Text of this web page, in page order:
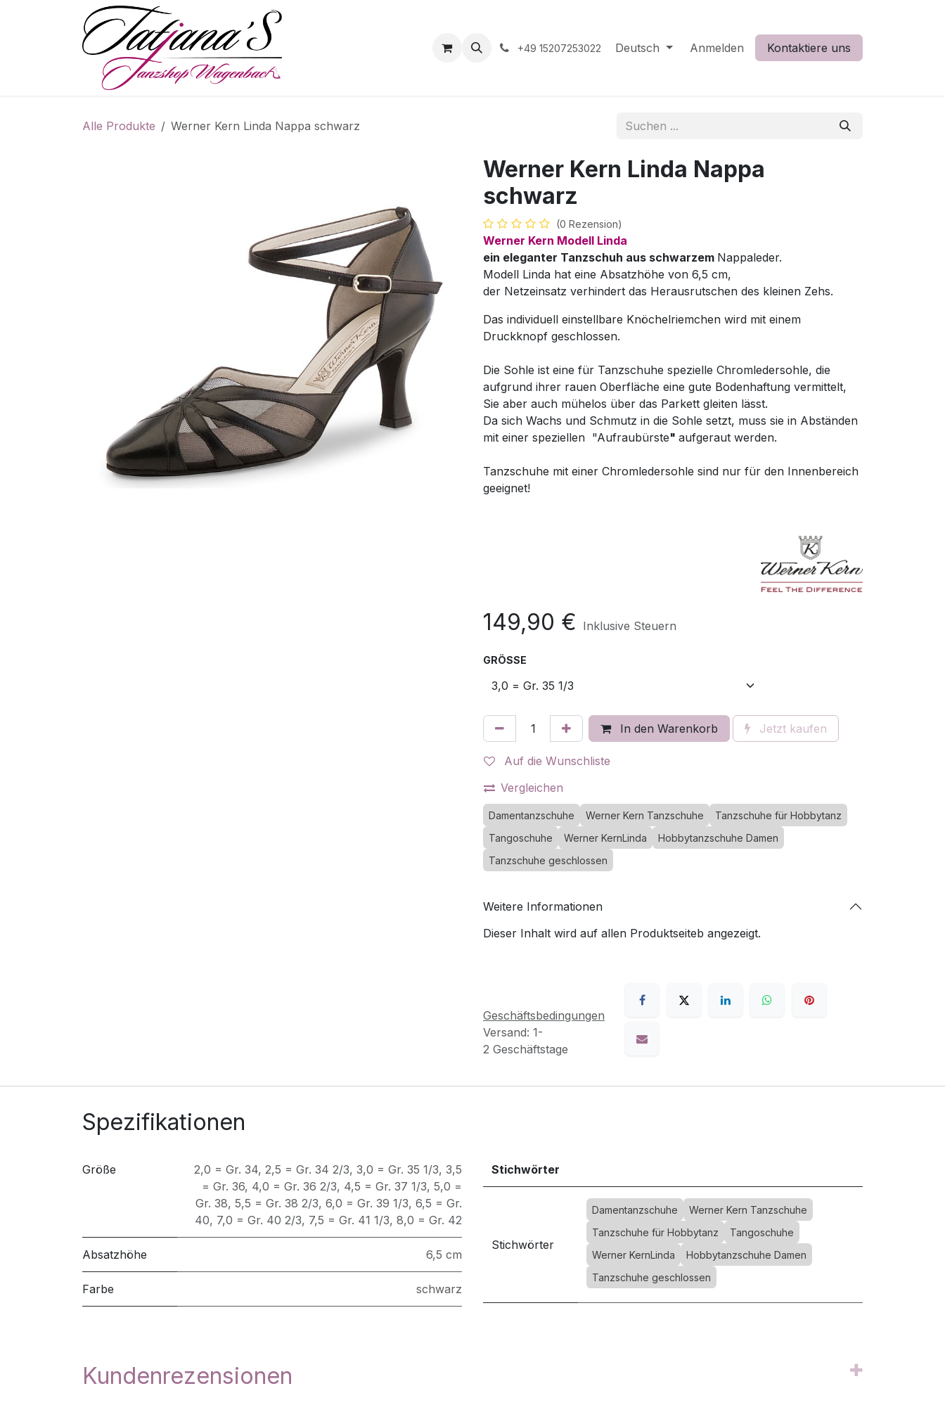
Zum Inhalt springen
Hilfe Termin +49 15207253022 Deutsch Anmelden Kontaktiere uns
Alle Produkte Werner Kern Linda Nappa schwarz
Werner Kern Linda Nappa
schwarz
(0 Rezension)
Werner Kern Modell Linda
ein eleganter Tanzschuh aus schwarzem Nappaleder.
Modell Linda hat eine Absatzhöhe von 6,5 cm,
der Netzeinsatz verhindert das Herausrutschen des kleinen Zehs.
Das individuell einstellbare Knöchelriemchen wird mit einem
Druckknopf geschlossen.
Die Sohle ist eine für Tanzschuhe spezielle Chromledersohle, die
aufgrund ihrer rauen Oberfläche eine gute Bodenhaftung vermittelt,
Sie aber auch mühelos über das Parkett gleiten lässt.
Da sich Wachs und Schmutz in die Sohle setzt, muss sie in Abständen
mit einer speziellen "Aufraubürste" aufgeraut werden.
Tanzschuhe mit einer Chromledersohle sind nur für den Innenbereich
geeignet!
149,90 € Inklusive Steuern
GRÖSSE
In den Warenkorb Jetzt kaufen
Auf die Wunschliste
Vergleichen
Damentanzschuhe Werner Kern Tanzschuhe
Tanzschuhe für Hobbytanz
Tangoschuhe
Werner KernLinda
Hobbytanzschuhe Damen
Tanzschuhe geschlossen
Weitere Informationen
Dieser Inhalt wird auf allen Produktseiteb angezeigt.
Geschäftsbedingungen
Versand: 1-
2 Geschäftstage
Spezifikationen
Größe 2,0 = Gr. 34, 2,5 = Gr. 34 2/3, 3,0 = Gr. 35 1/3, 3,5
= Gr. 36, 4,0 = Gr. 36 2/3, 4,5 = Gr. 37 1/3, 5,0 =
Gr. 38, 5,5 = Gr. 38 2/3, 6,0 = Gr. 39 1/3, 6,5 = Gr.
40, 7,0 = Gr. 40 2/3, 7,5 = Gr. 41 1/3, 8,0 = Gr. 42
Absatzhöhe 6,5 cm
Farbe schwarz
Stichwörter
Stichwörter
Damentanzschuhe
Werner Kern Tanzschuhe
Tanzschuhe für Hobbytanz
Tangoschuhe
Werner KernLinda
Hobbytanzschuhe Damen
Tanzschuhe geschlossen
Kundenrezensionen